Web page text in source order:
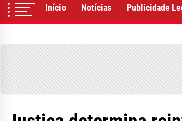
Início Notícias Publicidade